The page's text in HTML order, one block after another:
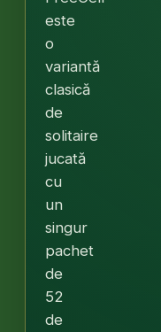
este
o
variantă
clasică
de
solitaire
jucată
cu
un
singur
pachet
de
52
de